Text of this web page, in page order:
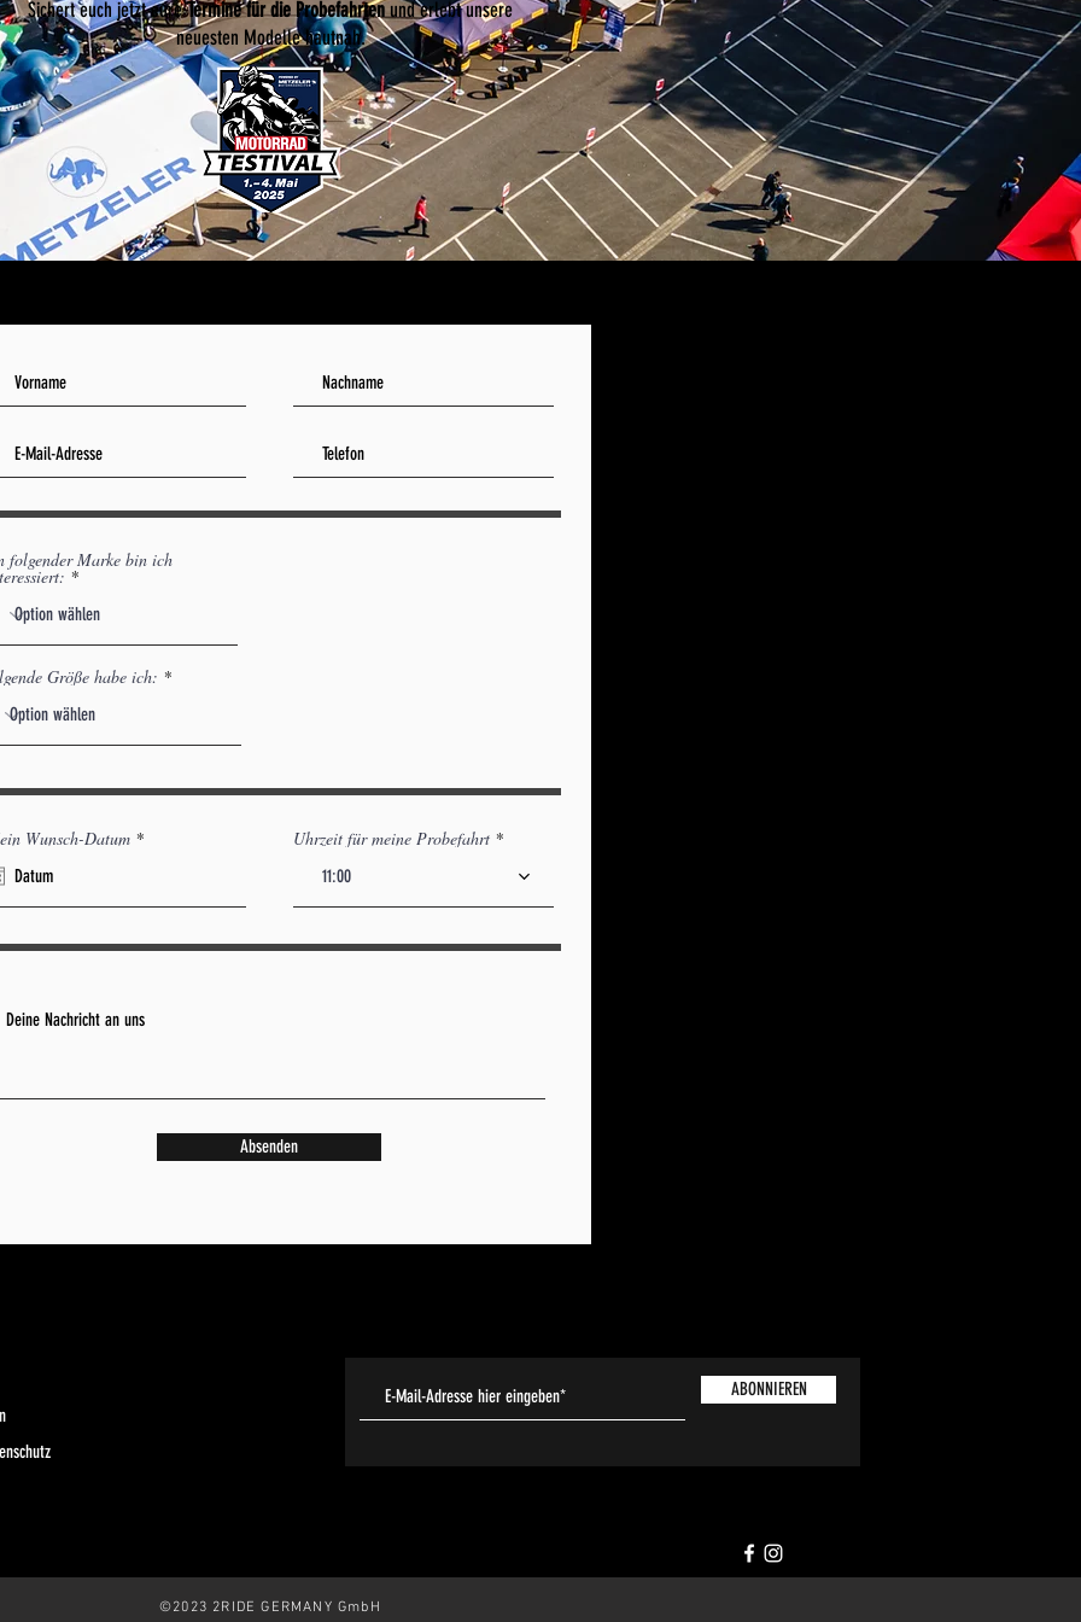
Sichert euch jetzt eureTermine für die Probefahrtenund erlebt unsere
neuesten Modelle hautnah.
folgender Marke bin ich
Größe habe ich:
Wunsch-Datum *r
i
d
Uhrzeit für meine Probefahrt
11:00
Absenden
ABONNIEREN
©2023 2RIDE GERMANY GmbH